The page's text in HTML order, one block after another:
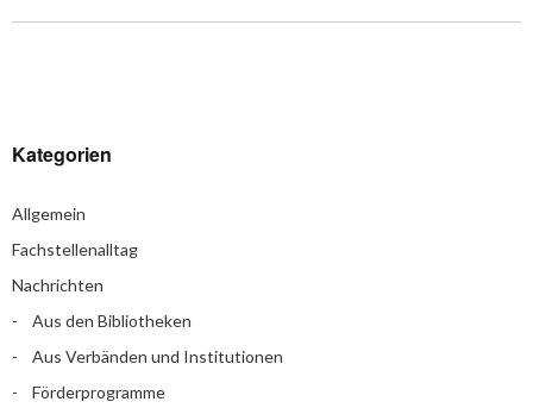
Kategorien
Allgemein
Fachstellenalltag
Nachrichten
Aus den Bibliotheken
Aus Verbänden und Institutionen
Förderprogramme